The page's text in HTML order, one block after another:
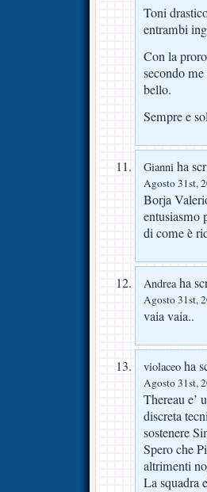
Toni
entrambi
Con la
secondo
bello.
Sempre e
Gianni ha
Agosto 31st,
Borja
entusiasmo
di come è
Andreaha
Agosto 31st,
vaia vaia..
violaceo ha
Agosto 31st,
Thereau e’
discreta
sostenere
Spero che
altrimenti
La squadra